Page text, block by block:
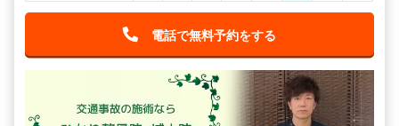
電話で無料予約をする